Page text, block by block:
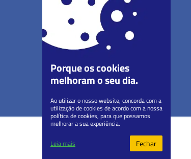
Porque os cookies
melhoram o seu dia.
Ao utilizar o nosso website, concorda com a
utilização de cookies de acordo com a nossa
política de cookies, para que possamos
melhorar a sua experiência.
Leia mais Fechar